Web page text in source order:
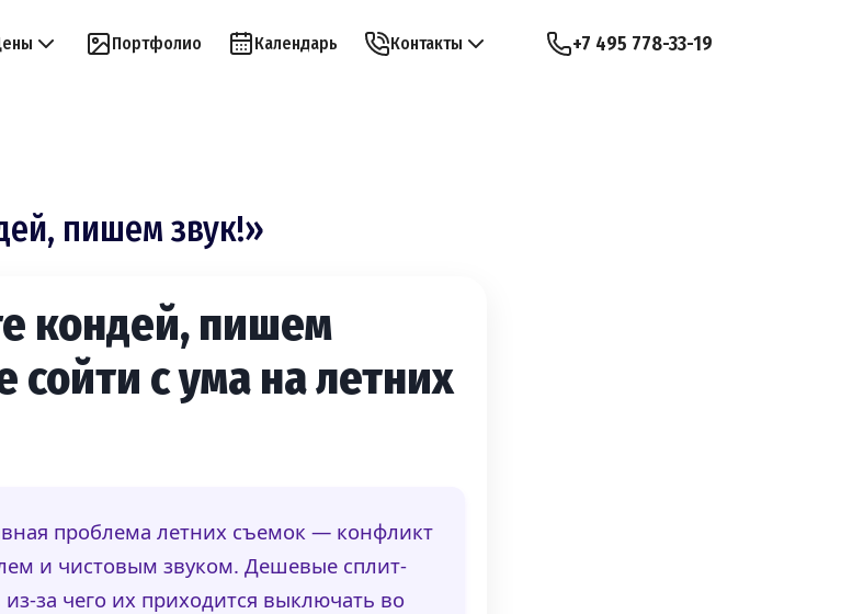
Портфолио Календарь Контакты +7 495 778-33-19
пишем звук!»
кондей, пишем
сойти с ума на летних
проблема летних съемок — конфликт
и чистовым звуком. Дешевые сплит-
за чего их приходится выключать во